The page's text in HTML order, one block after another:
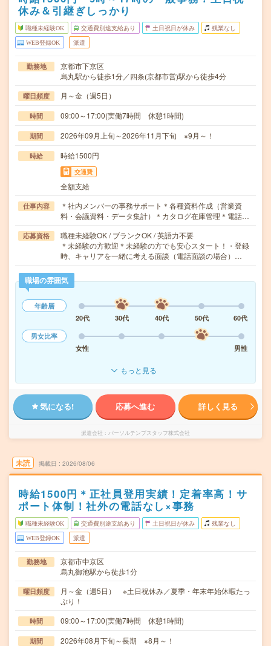
休み＆引継ぎしっかり
職種未経験OK 交通費別途支給あり 土日祝日が休み 残業なし
WEB登録OK 派遣
勤務地
京都市下京区
烏丸駅から徒歩1分／四条(京都市営)駅から徒歩4分
曜日頻度 月～金（週5日）
時間 09:00～17:00(実働7時間 休憩1時間)
期間 2026年09月上旬～2026年11月下旬 ※9月～！
時給 時給1500円
交通費
全額支給
仕事内容
＊社内メンバーの事務サポート＊各種資料作成（営業資
料・会議資料・データ集計）＊カタログ在庫管理＊電話…
応募資格
職種未経験OK / ブランクOK / 英語力不要
＊未経験の方歓迎＊未経験の方でも安心スタート！・登録
時、キャリアを一緒に考える面談（電話面談の場合）…
職場の雰囲気
年齢層
20代
30代 40代 50代
60代
男女比率
女性
男性
もっと見る
気になる! 応募へ進む 詳しく見る
派遣会社 パーソルテンプスタッフ株式会社
未読 掲載日 2026/08/06
時給1500円＊正社員登用実績！定着率高！サ
ポート体制！社外の電話なし×事務
職種未経験OK 交通費別途支給あり 土日祝日が休み 残業なし
WEB登録OK 派遣
勤務地
京都市中京区
烏丸御池駅から徒歩1分
曜日頻度
月～金（週5日） ※土日祝休み／夏季・年末年始休暇たっ
ぷり！
時間 09:00～17:00(実働7時間 休憩1時間)
期間 2026年08月下旬～長期 ※8月～！